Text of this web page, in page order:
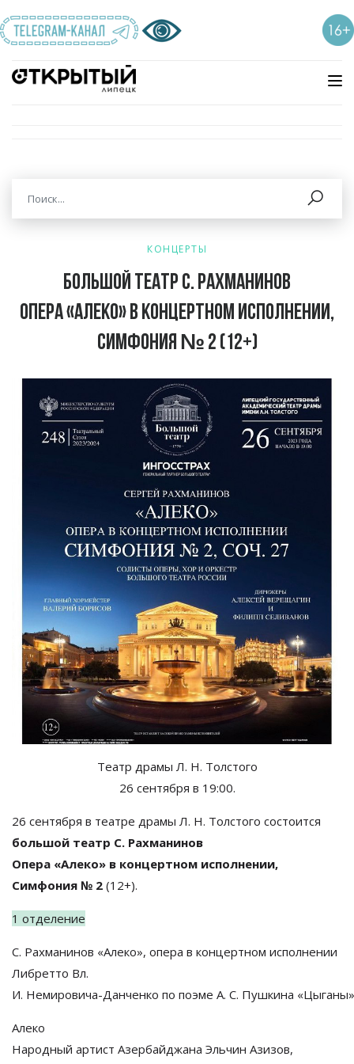
КОНЦЕРТЫ
Большой театр С. Рахманинов
Опера «Алеко» в концертном исполнении,
Симфония № 2 (12+)
Театр драмы Л. Н. Толстого
26 сентября в 19:00.
26 сентября в театре драмы Л. Н. Толстого состоится
большой театр С. Рахманинов
Опера «Алеко» в концертном исполнении,
Симфония № 2 (12+).
1 отделение
С. Рахманинов «Алеко», опера в концертном исполнении
Либретто Вл.
И. Немировича-Данченко по поэме А. С. Пушкина «Цыганы»
Алеко
Народный артист Азербайджана Эльчин Азизов,